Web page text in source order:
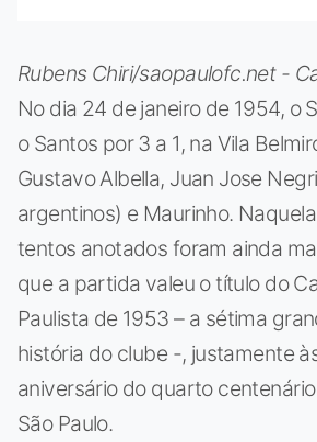
Rubens Chiri/saopaulofc.net -
No dia 24 de janeiro de 1954, o
o Santos por 3 a 1, na Vila
Gustavo Albella, Juan Jose
argentinos) e Maurinho.
tentos anotados foram ainda
que a partida valeu o título do
Paulista de 1953 – a sétima
história do clube -, justamente
aniversário do quarto
São Paulo.